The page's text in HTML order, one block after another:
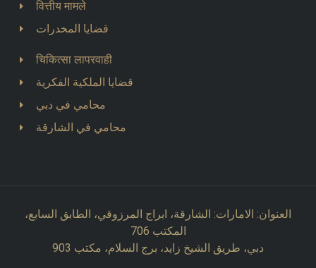
वित्तीय मामले
قضايا المخدرات
चिकित्सा लापरवाही
قضايا الملكية الفكرية
محامي في دبي
محامي في الشارقة
العنوان: الامارات: الشارقة، ابراج المرزوقي، الطابق السابع،
المكتب 706
دبي، طريق الشيخ زايد، برج السلام، مكتب 903